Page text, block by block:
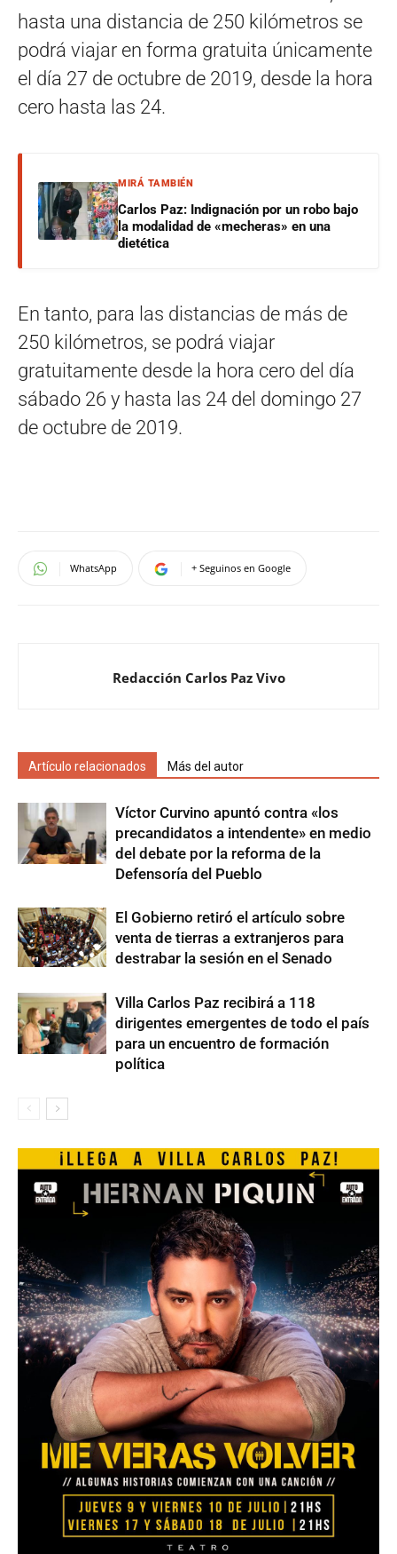
hasta una distancia de 250 kilómetros se
podrá viajar en forma gratuita únicamente
el día 27 de octubre de 2019, desde la hora
cero hasta las 24.
MIRÁ TAMBIÉN
Carlos Paz: Indignación por un robo bajo
la modalidad de «mecheras» en una
dietética
En tanto, para las distancias de más de
250 kilómetros, se podrá viajar
gratuitamente desde la hora cero del día
sábado 26 y hasta las 24 del domingo 27
de octubre de 2019.
WhatsApp + Seguinos en Google
Redacción Carlos Paz Vivo
Artículo relacionados Más del autor
Víctor Curvino apuntó contra «los
precandidatos a intendente» en medio
del debate por la reforma de la
Defensoría del Pueblo
El Gobierno retiró el artículo sobre
venta de tierras a extranjeros para
destrabar la sesión en el Senado
Villa Carlos Paz recibirá a 118
dirigentes emergentes de todo el país
para un encuentro de formación
política